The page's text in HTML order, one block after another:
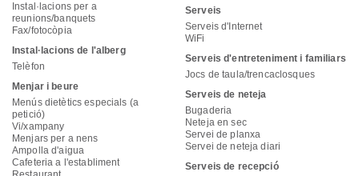
Instal·lacions per a
reunions/banquets
Fax/fotocòpia
Instal·lacions de l'alberg
Telèfon
Menjar i beure
Menús dietètics especials (a
petició)
Vi/xampany
Menjars per a nens
Ampolla d'aigua
Cafeteria a l'establiment
Serveis
Serveis d'Internet
WiFi
Serveis d'entreteniment i familiars
Jocs de taula/trencaclosques
Serveis de neteja
Bugaderia
Neteja en sec
Servei de planxa
Servei de neteja diari
Serveis de recepció